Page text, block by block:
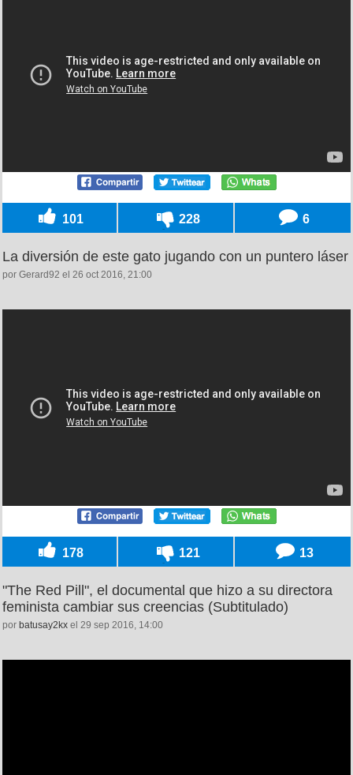
101 228 6
La diversión de este gato jugando con un puntero láser
por Gerard92 el 26 oct 2016, 21:00
178 121 13
"The Red Pill", el documental que hizo a su directora
feminista cambiar sus creencias (Subtitulado)
por batusay2kx el 29 sep 2016, 14:00